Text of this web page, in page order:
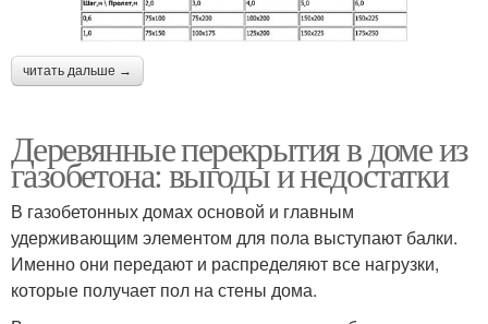
читать дальше →
Деревянные перекрытия в доме из
газобетона: выгоды и недостатки
В газобетонных домах основой и главным
удерживающим элементом для пола выступают балки.
Именно они передают и распределяют все нагрузки,
которые получает пол на стены дома.